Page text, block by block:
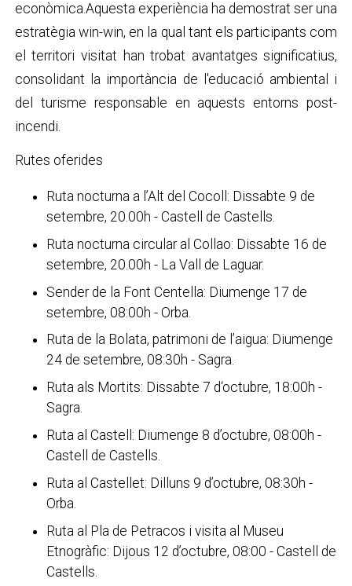
econòmica.Aquesta experiència ha demostrat ser una
estratègia win-win, en la qual tant els participants com
el territori visitat han trobat avantatges significatius,
consolidant la importància de l'educació ambiental i
del turisme responsable en aquests entorns post-
incendi.
Rutes oferides
Ruta nocturna a l’Alt del Cocoll: Dissabte 9 de
setembre, 20.00h - Castell de Castells.
Ruta nocturna circular al Collao: Dissabte 16 de
setembre, 20.00h - La Vall de Laguar.
Sender de la Font Centella: Diumenge 17 de
setembre, 08:00h - Orba.
Ruta de la Bolata, patrimoni de l’aigua: Diumenge
24 de setembre, 08:30h - Sagra.
Ruta als Mortits: Dissabte 7 d‘octubre, 18:00h -
Sagra.
Ruta al Castell: Diumenge 8 d’octubre, 08:00h -
Castell de Castells.
Ruta al Castellet: Dilluns 9 d’octubre, 08:30h -
Orba.
Ruta al Pla de Petracos i visita al Museu
Etnogràfic: Dijous 12 d’octubre, 08:00 - Castell de
Castells.